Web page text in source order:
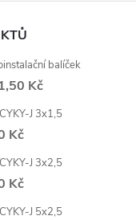
balíček
Kč
J 3x1,5
Kč
J 3x2,5
Kč
J 5x2,5